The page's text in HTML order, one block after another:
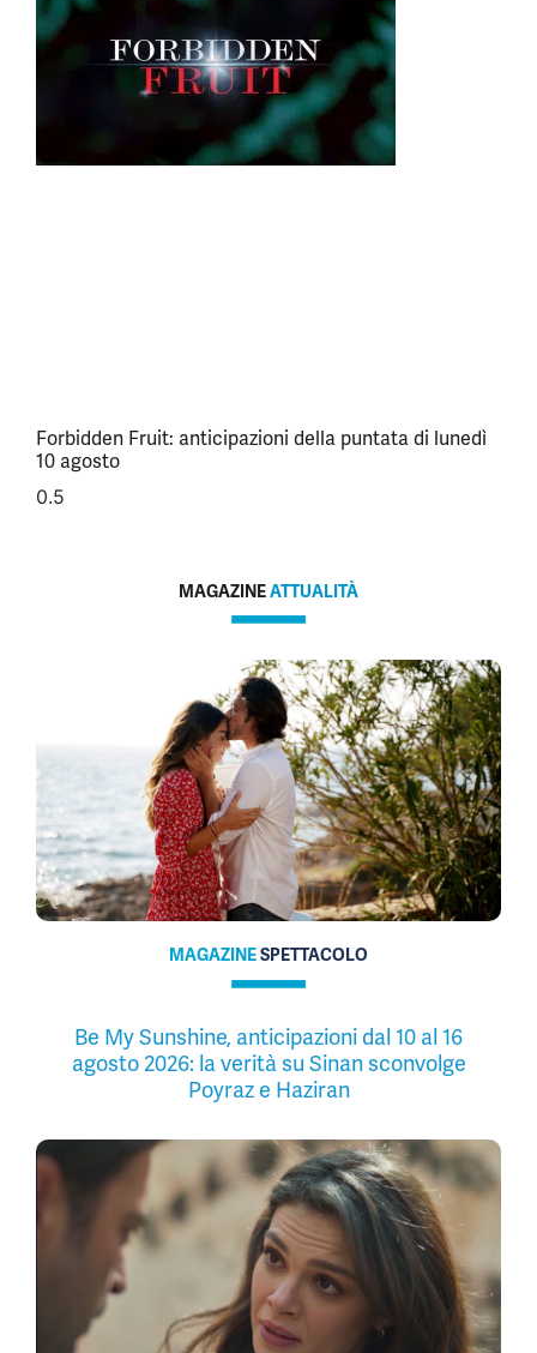
Forbidden Fruit: anticipazioni della puntata di lunedì
10 agosto
MAGAZINEATTUALITÀ
MAGAZINESPETTACOLO
Be My Sunshine, anticipazioni dal 10 al 16
agosto 2026: la verità su Sinan sconvolge
Poyraz e Haziran